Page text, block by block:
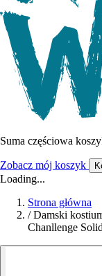
Suma częściowa
Zobacz mój koszyk
Loading...
Strona główna
/ Damski
Chanllenge